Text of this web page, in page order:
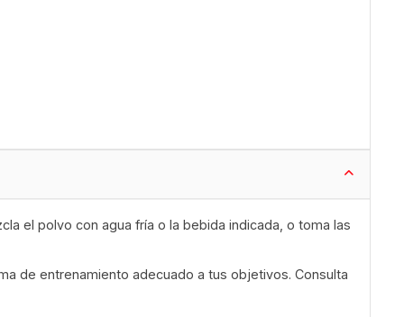
el polvo con agua fría o la bebida indicada, o toma las
de entrenamiento adecuado a tus objetivos. Consulta